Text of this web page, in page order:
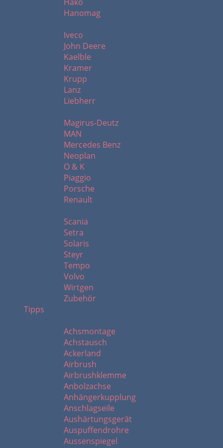
Hanomag
Iveco
John Deere
Kaelble
Kramer
Krupp
Lanz
Liebherr
Magirus-Deutz
MAN
Mercedes Benz
Neoplan
O & K
Piaggio
Porsche
Renault
Scania
Setra
Solaris
Steyr
Tempo
Volvo
Wirtgen
Zubehör
Tipps
Achsmontage
Achstausch
Ackerland
Airbrush
Airbrushklemme
Anbolzachse
Anhängerkupplung
Anschlagseile
Aushärtungsgerät
Auspuffendrohre
Aussenspiegel